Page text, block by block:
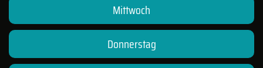
Mittwoch
Donnerstag